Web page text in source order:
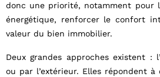
donc une priorité, notamment pour
énergétique, renforcer le confort
valeur du bien immobilier.
Deux grandes approches existent :
ou par l’extérieur. Elles répondent